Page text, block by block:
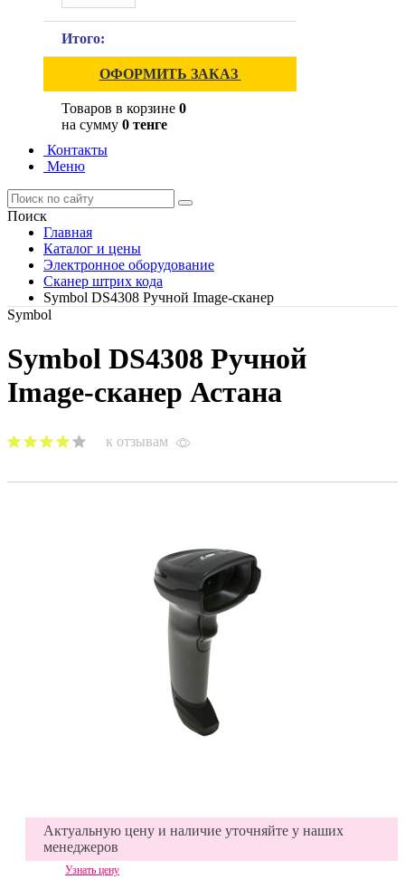
Итого:
ОФОРМИТЬ ЗАКАЗ
Товаров в корзине 0
на сумму 0 тенге
Контакты
Меню
Поиск
Главная
Каталог и цены
Электронное оборудование
Сканер штрих кода
Symbol DS4308 Ручной Image-сканер
Symbol
Symbol DS4308 Ручной
Image-сканер Астана
к отзывам
Актуальную цену и наличие уточняйте у наших
менеджеров
Узнать цену